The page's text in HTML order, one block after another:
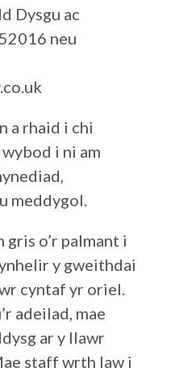
Dysgu ac
neu
a rhaid i chi
i ni am
meddygol.
gris o’r palmant i
y gweithdai
cyntaf yr oriel.
adeilad, mae
ar y llawr
staff wrth law i